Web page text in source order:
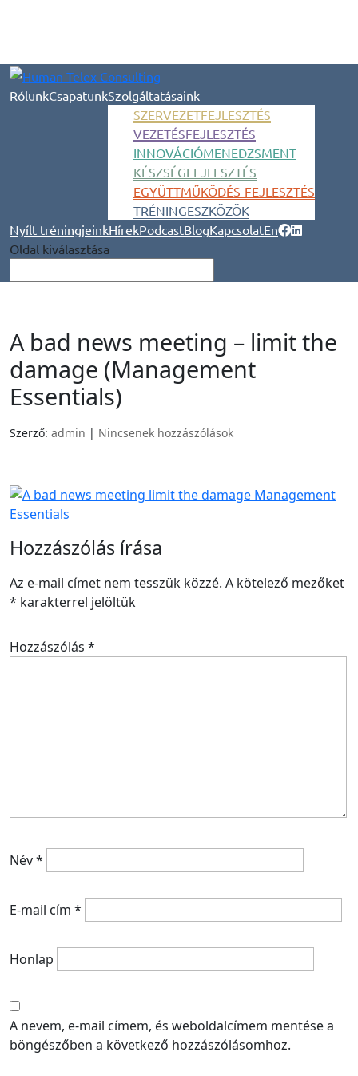
RólunkCsapatunkSzolgáltatásaink
SZERVEZETFEJLESZTÉS
VEZETÉSFEJLESZTÉS
INNOVÁCIÓMENEDZSMENT
KÉSZSÉGFEJLESZTÉS
EGYÜTTMŰKÖDÉS-FEJLESZTÉS
TRÉNINGESZKÖZÖK
Nyílt tréningjeinkHírekPodcastBlogKapcsolatEn
Oldal kiválasztása
A bad news meeting – limit the
damage (Management
Essentials)
Szerző: admin | Nincsenek hozzászólások
Hozzászólás írása
Az e-mail címet nem tesszük közzé. A kötelező mezőket
* karakterrel jelöltük
Hozzászólás *
Név*
E-mail cím *
Honlap
A nevem, e-mail címem, és weboldalcímem mentése a
böngészőben a következő hozzászólásomhoz.